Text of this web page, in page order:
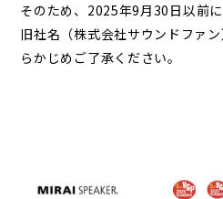
そのため、2025年9月30日以前
旧社名（株式会社サウンドファ
らかじめご了承ください。